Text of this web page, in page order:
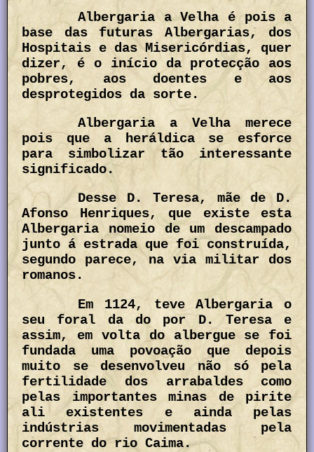
Albergaria a Velha é pois a
base das futuras Albergarias, dos
Hospitais e das Misericórdias, quer
dizer, é o início da protecção aos
pobres, aos doentes e aos
desprotegidos da sorte.
Albergaria a Velha merece
pois que a heráldica se esforce
para simbolizar tão interessante
significado.
Desse D. Teresa, mãe de D.
Afonso Henriques, que existe esta
Albergaria nomeio de um descampado
junto á estrada que foi construída,
segundo parece, na via militar dos
romanos.
Em 1124, teve Albergaria o
seu foral da do por D. Teresa e
assim, em volta do albergue se foi
fundada uma povoação que depois
muito se desenvolveu não só pela
fertilidade dos arrabaldes como
pelas importantes minas de pirite
ali existentes e ainda pelas
indústrias movimentadas pela
corrente do rio Caima.